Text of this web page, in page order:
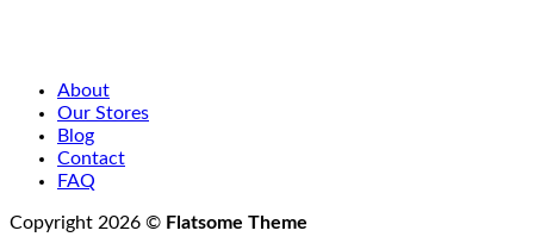
About
Our Stores
Blog
Contact
FAQ
Copyright 2026 © Flatsome Theme